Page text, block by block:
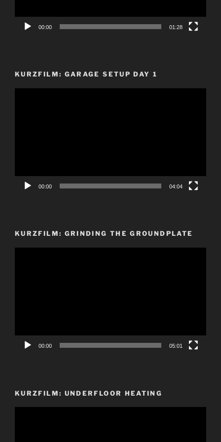
00:00 01:28
KURZFILM: GARAGE SETUP DAY 1
00:00 04:04
KURZFILM: GRINDING THE GROUNDPLATE
00:00 05:01
KURZFILM: UNDERFLOOR HEATING